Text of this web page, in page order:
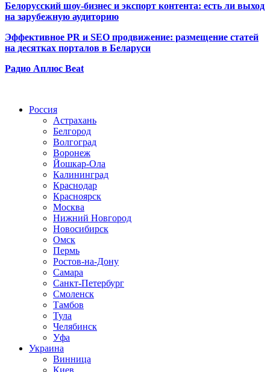
Белорусский шоу-бизнес и экспорт контента: есть ли выход
на зарубежную аудиторию
Эффективное PR и SEO продвижение: размещение статей
на десятках порталов в Беларуси
Радио Аплюс Beat
Россия
Астрахань
Белгород
Волгоград
Воронеж
Йошкар-Ола
Калининград
Краснодар
Красноярск
Москва
Нижний Новгород
Новосибирск
Омск
Пермь
Ростов-на-Дону
Самара
Санкт-Петербург
Смоленск
Тамбов
Тула
Челябинск
Уфа
Украина
Винница
Киев